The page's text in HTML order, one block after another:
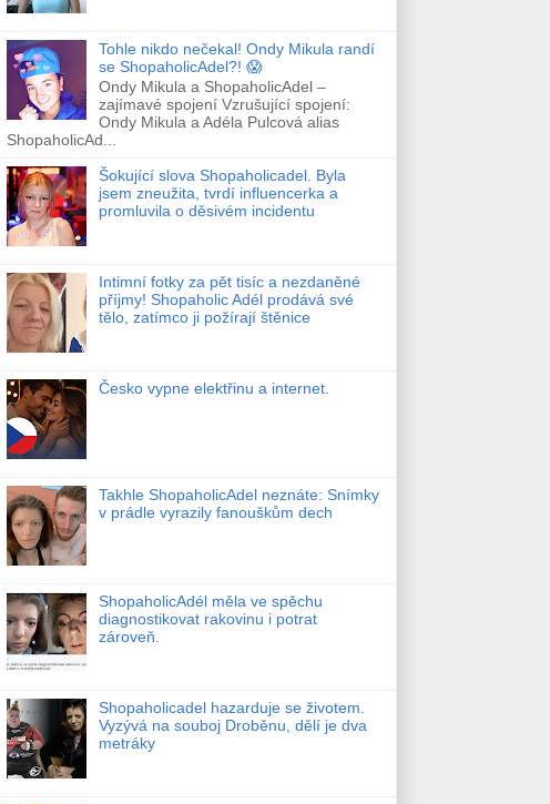
Tohle nikdo nečekal! Ondy Mikula randí
se ShopaholicAdel?! 😱
Ondy Mikula a ShopaholicAdel –
zajímavé spojení Vzrušující spojení:
Ondy Mikula a Adéla Pulcová alias
ShopaholicAd...
Šokující slova Shopaholicadel. Byla
jsem zneužita, tvrdí influencerka a
promluvila o děsivém incidentu
Intimní fotky za pět tisíc a nezdaněné
příjmy! Shopaholic Adél prodává své
tělo, zatímco ji požírají štěnice
Česko vypne elektřinu a internet.
Takhle ShopaholicAdel neznáte: Snímky
v prádle vyrazily fanouškům dech
ShopaholicAdél měla ve spěchu
diagnostikovat rakovinu i potrat
zároveň.
Shopaholicadel hazarduje se životem.
Vyzývá na souboj Droběnu, dělí je dva
metráky